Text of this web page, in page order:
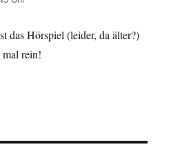
das Hörspiel (leider, da älter?)
rein!